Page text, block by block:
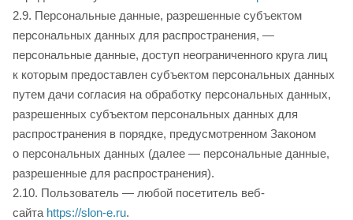
2.9. Персональные данные, разрешенные субъектом
персональных данных для распространения, —
персональные данные, доступ неограниченного круга лиц
к которым предоставлен субъектом персональных данных
путем дачи согласия на обработку персональных данных,
разрешенных субъектом персональных данных для
распространения в порядке, предусмотренном Законом
о персональных данных (далее — персональные данные,
разрешенные для распространения).
2.10. Пользователь — любой посетитель веб-
сайта https://slon-e.ru.